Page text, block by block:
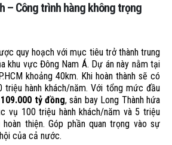
– Công trình hàng không trọng
quy hoạch với mục tiêu trở thành trung
khu vực Đông Nam Á. Dự án này nằm tại
khoảng 40km. Khi hoàn thành sẽ có
triệu hành khách/năm. Với tổng mức đầu
109.000 tỷ đồng, sân bay Long Thành hứa
vụ 100 triệu hành khách/năm và 5 triệu
thiện. Góp phần quan trọng vào sự
của cả nước.